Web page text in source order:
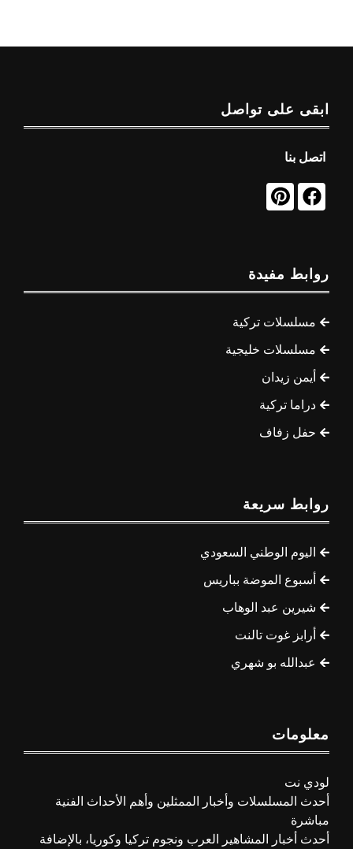
ابقى على تواصل
اتصل بنا
روابط مفيدة
مسلسلات تركية
مسلسلات خليجية
أيمن زيدان
دراما تركية
حفل زفاف
روابط سريعة
اليوم الوطني السعودي
أسبوع الموضة بباريس
شيرين عبد الوهاب
أرابز غوت تالنت
عبدالله بو شهري
معلومات
لودي نت
أحدث المسلسلات وأخبار الممثلين وأهم الأحداث الفنية
مباشرة
أحدث أخبار المشاهير العرب ونجوم تركيا وكوريا، بالإضافة